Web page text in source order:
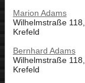
Marion Adams
Wilhelmstraße 118,
Krefeld
Bernhard Adams
Wilhelmstraße 118,
Krefeld